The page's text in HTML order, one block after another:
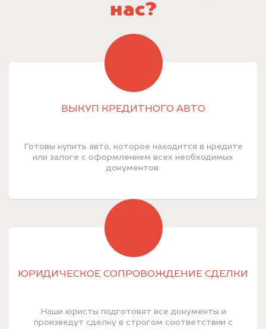
нас?
ВЫКУП КРЕДИТНОГО АВТО
Готовы купить авто, которое находится в кредите
или залоге с оформлением всех необходимых
документов.
ЮРИДИЧЕСКОЕ СОПРОВОЖДЕНИЕ СДЕЛКИ
Наши юристы подготовят все документы и
произведут сделку в строгом соответствии с